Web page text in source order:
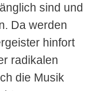
sind und
Da werden
hinfort
radikalen
die Musik